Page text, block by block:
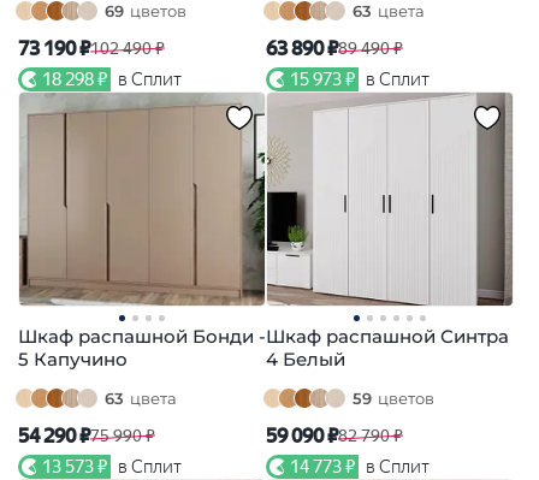
69 цветов
73 190 ₽102 490 ₽
18 298 ₽ в Сплит
63 цвета
63 890 ₽89 490 ₽
15 973 ₽ в Сплит
Шкаф распашной Бонди -
5 Капучино
63 цвета
54 290 ₽75 990 ₽
13 573 ₽ в Сплит
Шкаф распашной Синтра
4 Белый
59 цветов
59 090 ₽82 790 ₽
14 773 ₽ в Сплит